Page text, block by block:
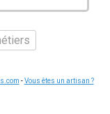
-Vous êtes un artisan ?